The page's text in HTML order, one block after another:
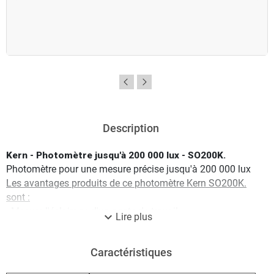
Description
Kern - Photomètre jusqu'à 200 000 lux - SO200K.
Photomètre pour une mesure précise jusqu'à 200 000 lux
Les avantages produits de ce photomètre Kern SO200K.
sont :
- Mesure l'éclairage d'un poste de travail
- Permet d'évaluer si un poste de travail est
- Photocapteur: Diode en silicone
expand_more Lire plus
Caractéristiques